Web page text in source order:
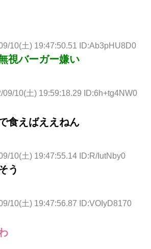
10(土) 19:47:50.51 ID:Ab3pHU8D0
視バーガー嫌い
09/10(土) 19:59:18.29 ID:6h+tg4NW0
食えばええねん
10(土) 19:47:55.14 ID:R/IutNby0
う
10(土) 19:47:56.87 ID:VOIyD8170